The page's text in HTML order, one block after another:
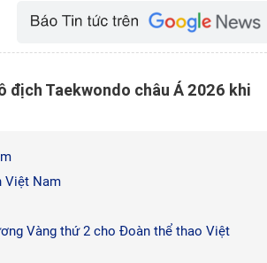
Taekwondo châu Á 2026 khi
Việt Nam
Vàng thứ 2 cho Đoàn thể thao Việt